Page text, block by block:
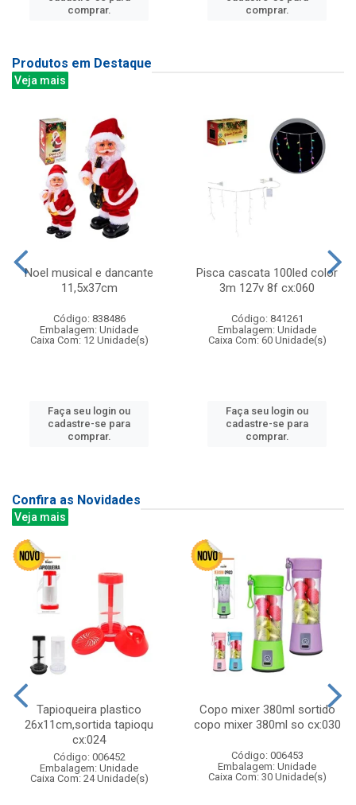
comprar.
comprar.
Produtos em Destaque
Veja mais
Noel musical e dancante
11,5x37cm
Código: 838486
Embalagem: Unidade
Caixa Com: 12 Unidade(s)
Faça seu login ou
cadastre-se para
comprar.
Pisca cascata 100led color
3m 127v 8f cx:060
Código: 841261
Embalagem: Unidade
Caixa Com: 60 Unidade(s)
Faça seu login ou
cadastre-se para
comprar.
Confira as Novidades
Veja mais
Tapioqueira plastico
26x11cm,sortida tapioqu
cx:024
Código: 006452
Embalagem: Unidade
Caixa Com: 24 Unidade(s)
Copo mixer 380ml sortido
copo mixer 380ml so cx:030
Código: 006453
Embalagem: Unidade
Caixa Com: 30 Unidade(s)